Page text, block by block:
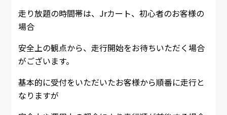
走り放題の時間帯は、Jrカート、初心者のお客様の
場合
安全上の観点から、走行開始をお待ちいただく場合
がございます。
基本的に受付をいただいたお客様から順番に走行と
なりますが